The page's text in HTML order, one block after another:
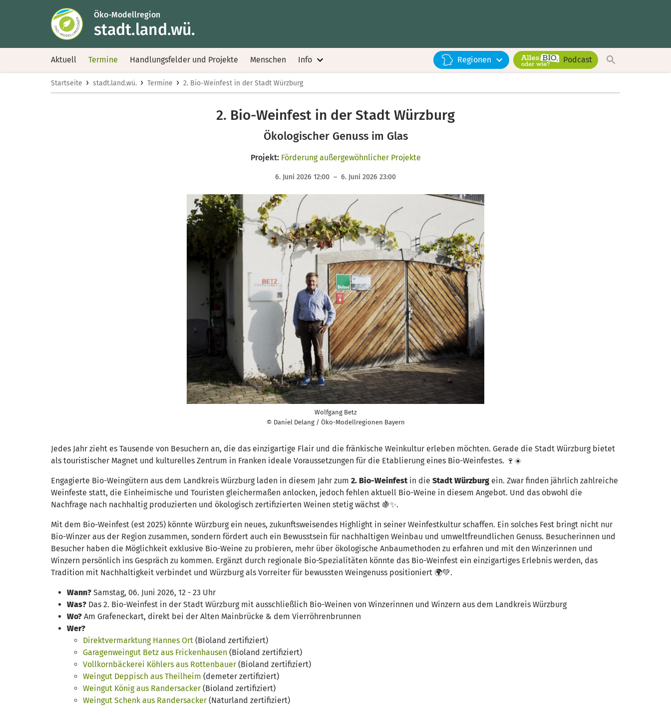
Öko-Modellregion
stadt.land.wü.
Aktuell Termine Handlungsfelder und Projekte Menschen Info Regionen Podcast
Startseite › stadt.land.wü. › Termine › 2. Bio-Weinfest in der Stadt Würzburg
2. Bio-Weinfest in der Stadt Würzburg
Ökologischer Genuss im Glas
Projekt: Förderung außergewöhnlicher Projekte
6. Juni 2026 12:00 – 6. Juni 2026 23:00
Wolfgang Betz
© Daniel Delang / Öko-Modellregionen Bayern
Jedes Jahr zieht es Tausende von Besuchern an, die das einzigartige Flair und die fränkische Weinkultur erleben möchten. Gerade die Stadt Würzburg bietet
als touristischer Magnet und kulturelles Zentrum in Franken ideale Voraussetzungen für die Etablierung eines Bio-Weinfestes. 🍷☀️
Engagierte Bio-Weingütern aus dem Landkreis Würzburg laden in diesem Jahr zum 2. Bio-Weinfest in die Stadt Würzburg ein. Zwar finden jährlich zahlreiche
Weinfeste statt, die Einheimische und Touristen gleichermaßen anlocken, jedoch fehlen aktuell Bio-Weine in diesem Angebot. Und das obwohl die
Nachfrage nach nachhaltig produzierten und ökologisch zertifizierten Weinen stetig wächst 🍇✨.
Mit dem Bio-Weinfest (est 2025) könnte Würzburg ein neues, zukunftsweisendes Highlight in seiner Weinfestkultur schaffen. Ein solches Fest bringt nicht nur
Bio-Winzer aus der Region zusammen, sondern fördert auch ein Bewusstsein für nachhaltigen Weinbau und umweltfreundlichen Genuss. Besucherinnen und
Besucher haben die Möglichkeit exklusive Bio-Weine zu probieren, mehr über ökologische Anbaumethoden zu erfahren und mit den Winzerinnen und
Winzern persönlich ins Gespräch zu kommen. Ergänzt durch regionale Bio-Spezialitäten könnte das Bio-Weinfest ein einzigartiges Erlebnis werden, das
Tradition mit Nachhaltigkeit verbindet und Würzburg als Vorreiter für bewussten Weingenuss positioniert 🌍💚.
Wann? Samstag, 06. Juni 2026, 12 - 23 Uhr
Was? Das 2. Bio-Weinfest in der Stadt Würzburg mit ausschließlich Bio-Weinen von Winzerinnen und Winzern aus dem Landkreis Würzburg
Wo? Am Grafeneckart, direkt bei der Alten Mainbrücke & dem Vierröhrenbrunnen
Wer?
Direktvermarktung Hannes Ort (Bioland zertifiziert)
Garagenweingut Betz aus Frickenhausen (Bioland zertifiziert)
Vollkornbäckerei Köhlers aus Rottenbauer (Bioland zertifiziert)
Weingut Deppisch aus Theilheim (demeter zertifiziert)
Weingut König aus Randersacker (Bioland zertifiziert)
Weingut Schenk aus Randersacker (Naturland zertifiziert)